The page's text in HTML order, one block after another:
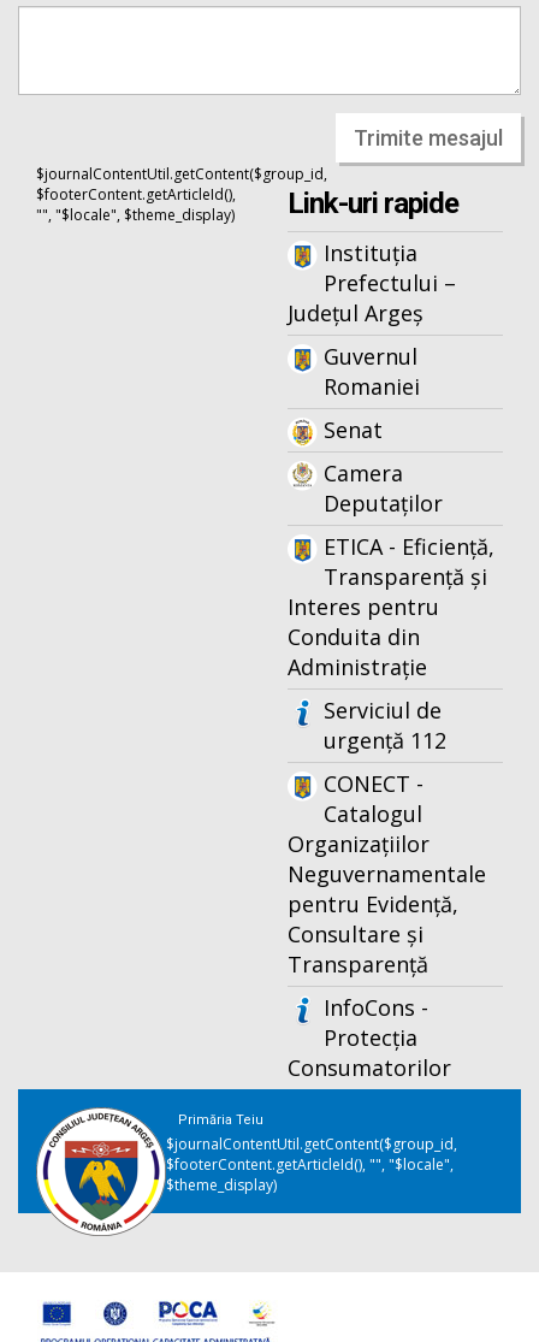
Trimite mesajul
$journalContentUtil.getContent($group_id,
$footerContent.getArticleId(),
"", "$locale", $theme_display)
Link-uri rapide
Instituția
Prefectului –
Județul Argeș
Guvernul
Romaniei
Senat
Camera
Deputaților
ETICA - Eficiență,
Transparență și
Interes pentru
Conduita din
Administrație
Serviciul de
urgență 112
CONECT -
Catalogul
Organizațiilor
Neguvernamentale
pentru Evidență,
Consultare și
Transparență
InfoCons -
Protecția
Consumatorilor
Primăria Teiu
$journalContentUtil.getContent($group_id,
$footerContent.getArticleId(), "", "$locale",
$theme_display)